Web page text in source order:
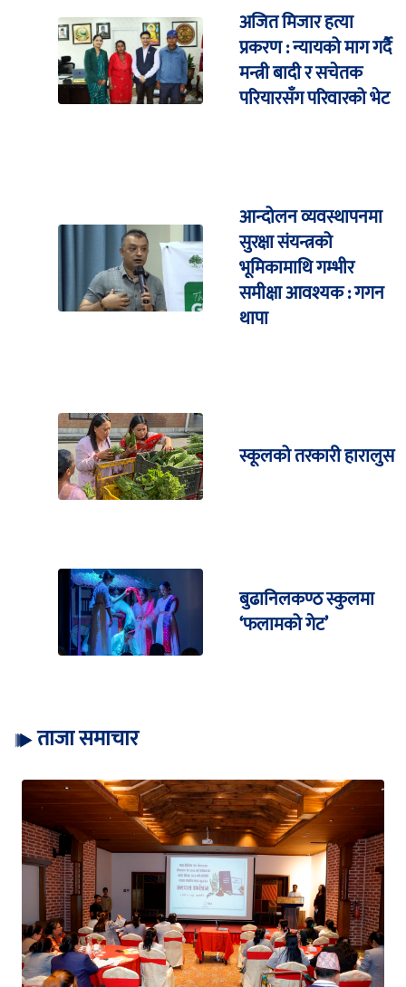
अजित मिजार हत्या
प्रकरण : न्यायको माग गर्दै
मन्त्री बादी र सचेतक
परियारसँग परिवारको भेट
आन्दोलन व्यवस्थापनमा
सुरक्षा संयन्त्रको
भूमिकामाथि गम्भीर
समीक्षा आवश्यक : गगन
थापा
स्कूलको तरकारी हारालुस
बुढानिलकण्ठ स्कुलमा
‘फलामको गेट’
ताजा समाचार